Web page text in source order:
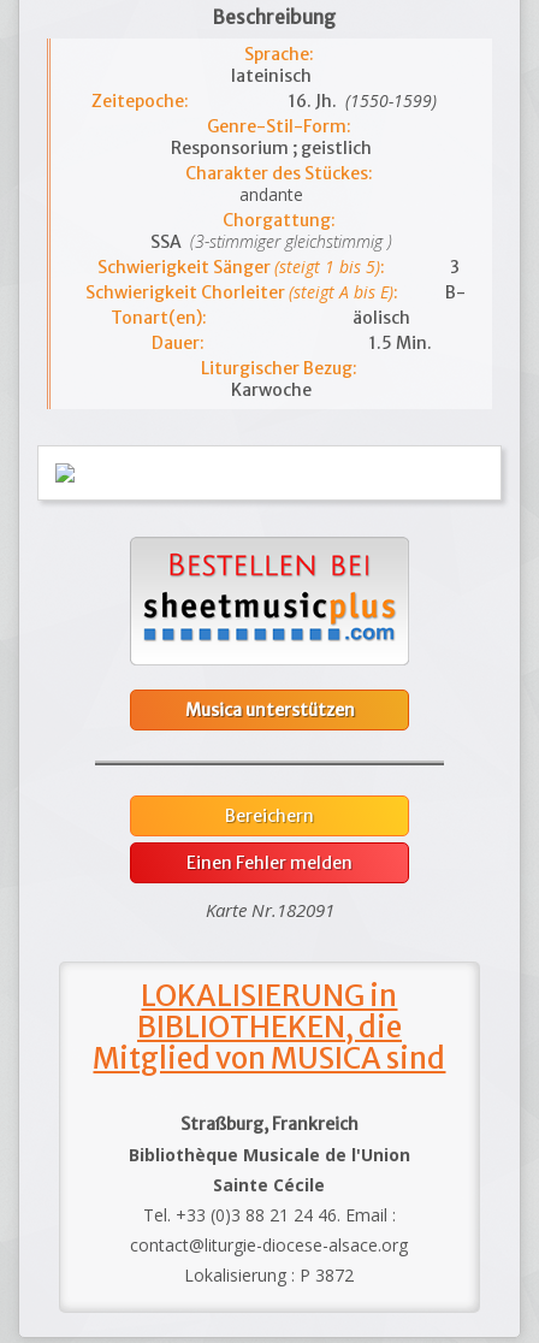
Beschreibung
Sprache:
lateinisch
Zeitepoche:
16. Jh. (1550-1599)
Genre-Stil-Form:
Responsorium ; geistlich
Charakter des Stückes:
andante
Chorgattung:
SSA (3-stimmiger gleichstimmig )
Schwierigkeit Sänger(steigt 1 bis 5):
3
Schwierigkeit Chorleiter(steigt A bis E):
B-
Tonart(en):
äolisch
Dauer:
1.5 Min.
Liturgischer Bezug:
Karwoche
Musica unterstützen
Bereichern
Einen Fehler melden
Karte Nr.182091
LOKALISIERUNG in
BIBLIOTHEKEN, die
Mitglied von MUSICA sind
Straßburg, Frankreich
Bibliothèque Musicale de l'Union
Sainte Cécile
Tel. +33 (0)3 88 21 24 46. Email :
contact@liturgie-diocese-alsace.org
Lokalisierung : P 3872